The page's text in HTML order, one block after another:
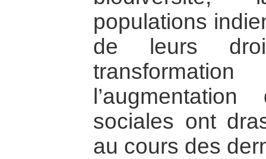
populations
de leurs
sociales ont
au cours des